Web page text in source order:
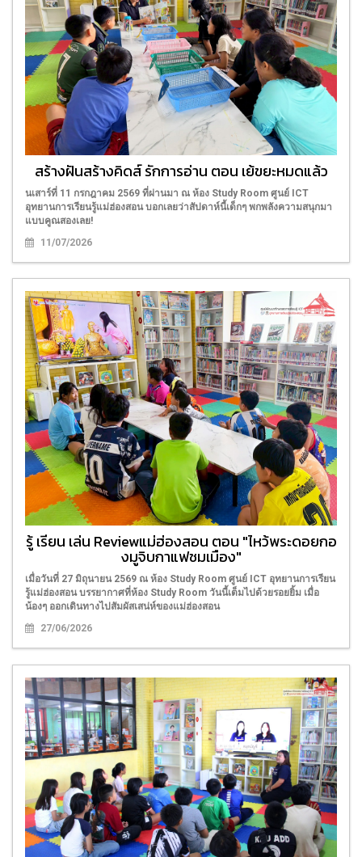
สร้างฝันสร้างคิดส์ รักการอ่าน ตอน เย้ขยะหมดแล้ว
นเสาร์ที่ 11 กรกฎาคม 2569 ที่ผ่านมา ณ ห้อง Study Room ศูนย์ ICT
อุทยานการเรียนรู้แม่ฮ่องสอน บอกเลยว่าสัปดาห์นี้เด็กๆ พกพลังความสนุกมา
แบบคูณสองเลย!
11/07/2026
รู้ เรียน เล่น Reviewแม่ฮ่องสอน ตอน "ไหว้พระดอยกอ
งมูจิบกาแฟชมเมือง"
เมื่อวันที่ 27 มิถุนายน 2569 ณ ห้อง Study Room ศูนย์ ICT อุทยานการเรียน
รู้แม่ฮ่องสอน บรรยากาศที่ห้อง Study Room วันนี้เต็มไปด้วยรอยยิ้ม เมื่อ
น้องๆ ออกเดินทางไปสัมผัสเสน่ห์ของแม่ฮ่องสอน
27/06/2026